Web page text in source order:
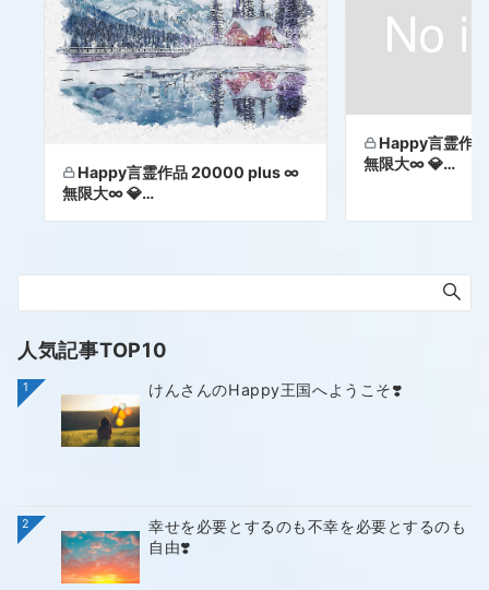
Happy言霊作品 20000 plus ∞
無限大∞ 💎…
Happy言霊作
無限大∞ 💎…
人気記事TOP10
1 けんさんのHappy王国へようこそ❣️
2
幸せを必要とするのも不幸を必要とするのも
自由❣️